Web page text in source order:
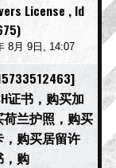
License , Id
8月 9日, 14:07
证书，购买加
兰护照，购买
购买居留许
，购